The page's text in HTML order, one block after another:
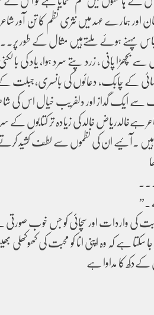
اور ہمارے عہد میں نثری نظم کا تن
پہنے ہوئےملتےہیں مثال کے طور
پانی ، زرد پتے سرد ہوا، یاد کی
کے چابک، دعائوں کی
سے ایک گداز اور دلفریب خیال اس کی
خالد کی زیادہ تر کتابوں کے
۔آئیے ان کی نظموں سے لطف کشید
کی واردات اور سچائی کو جس خوب
ہے کہ وہ اپنی انا کو محبت کی
کا مداوا ہے